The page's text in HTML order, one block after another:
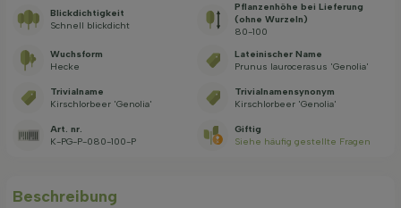
Blickdichtigkeit
Schnell blickdicht
Pflanzenhöhe bei Lieferung
(ohne Wurzeln)
80-100
Wuchsform
Hecke
Lateinischer Name
Prunus laurocerasus 'Genolia'
Trivialname
Kirschlorbeer 'Genolia'
Trivialnamensynonym
Kirschlorbeer 'Genolia'
Art. nr.
K-PG-P-080-100-P
Giftig
Siehe häufig gestellte Fragen
Beschreibung